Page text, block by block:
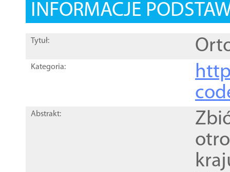
INFORMACJE
Tytuł:
Kategoria:
Abstrakt: